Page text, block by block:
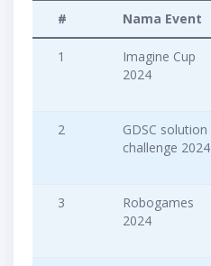
# Nama Event
1
Imagine Cup
2024
2
GDSC solution
challenge 2024
3
Robogames
2024